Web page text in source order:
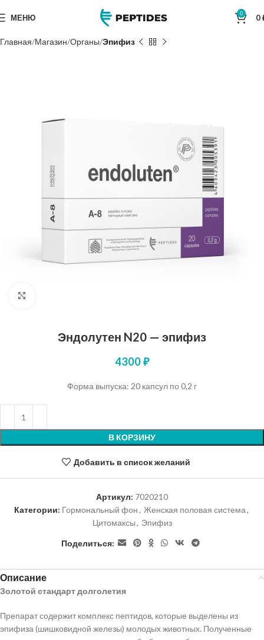
МЕНЮ 0 0
Главная Магазин Органы Эпифиз
Эндолутен N20 — эпифиз
4300₽
Форма выпуска: 20 капсул по 0,2 г
В КОРЗИНУ
Добавить в список желаний
Артикул: 7020210
Категории: Гормональный фон, Женская половая система,
Цитомаксы, Эпифиз
Поделиться:
Описание
Золотой стандарт долголетия
Препарат содержит комплекс пептидов, которые выделены из
эпифиза (шишковидной железы) молодых животных. Полученные